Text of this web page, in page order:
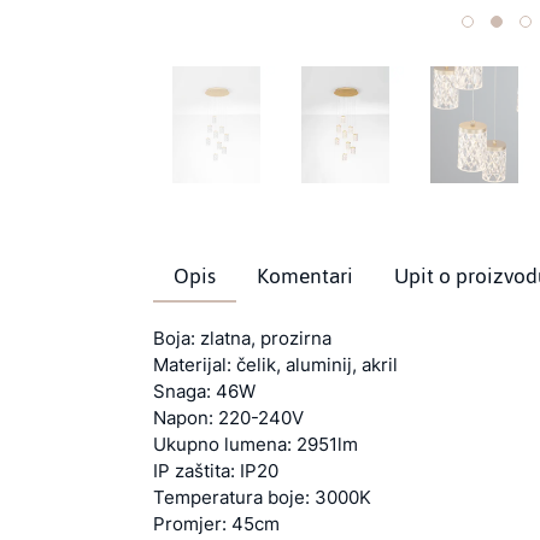
Opis Komentari Upit o
Boja: zlatna, prozirna
Materijal: čelik, aluminij, akril
Snaga: 46W
Napon: 220-240V
Ukupno lumena: 2951lm
IP zaštita: IP20
Temperatura boje: 3000K
Promjer: 45cm